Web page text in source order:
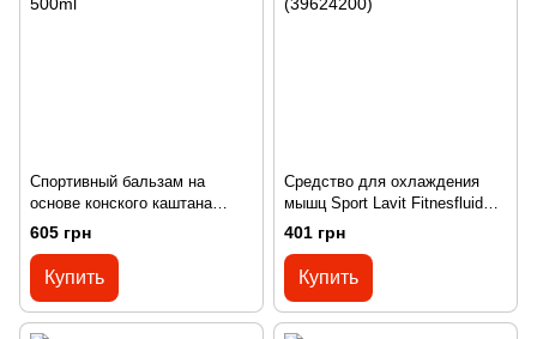
Спортивный бальзам на
основе конского каштана
Sport Lavit Pferdesalbe 500ml
605 грн
Купить
Средство для охлаждения
мышц Sport Lavit Fitnesfluid
200 ml (39624200)
401 грн
Купить